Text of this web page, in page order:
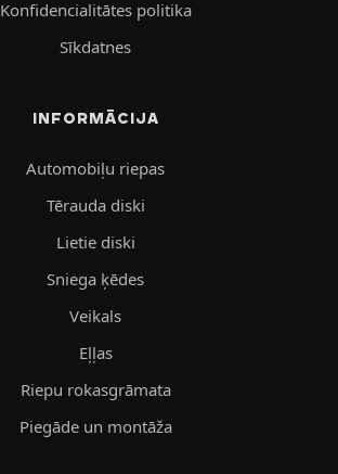
Konfidencialitātes politika
Sīkdatnes
INFORMĀCIJA
Automobiļu riepas
Tērauda diski
Lietie diski
Sniega ķēdes
Veikals
Eļļas
Riepu rokasgrāmata
Piegāde un montāža